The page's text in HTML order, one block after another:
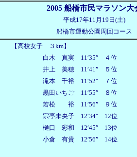
2005 船橋市民マラソン大
平成17年11月19日(土)
船橋市運動公園周回コース
【高校女子 ３ km】
白木 真実 11′35″ ４位
井上 美穂 11′41″ ５位
滝本 千裕 11′52″ ７位
黒田いちご 11′55″ ８位
若松 裕 11′56″ ９位
宗亭未央子 12′34″ 12位
樋口 彩和 12′45″ 13位
小倉 有貴 12′56″ 14位